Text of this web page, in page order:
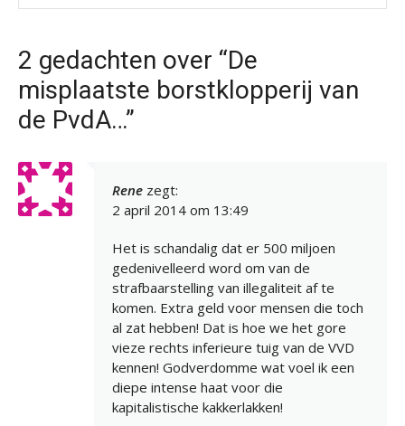
2 gedachten over “De
misplaatste borstklopperij van
de PvdA…”
Rene zegt:
2 april 2014 om 13:49
Het is schandalig dat er 500 miljoen
gedenivelleerd word om van de
strafbaarstelling van illegaliteit af te
komen. Extra geld voor mensen die toch
al zat hebben! Dat is hoe we het gore
vieze rechts inferieure tuig van de VVD
kennen! Godverdomme wat voel ik een
diepe intense haat voor die
kapitalistische kakkerlakken!